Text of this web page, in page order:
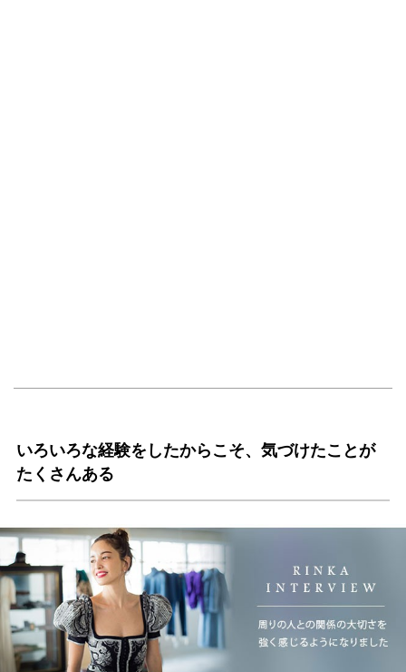
いろいろな経験をしたからこそ、気づけたことが
たくさんある